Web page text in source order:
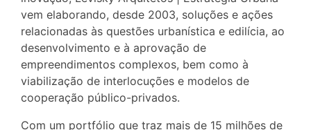
vem elaborando, desde 2003, soluções e ações
relacionadas às questões urbanística e edilícia, ao
desenvolvimento e à aprovação de
empreendimentos complexos, bem como à
viabilização de interlocuções e modelos de
cooperação público-privados.
Com um portfólio que traz mais de 15 milhões de